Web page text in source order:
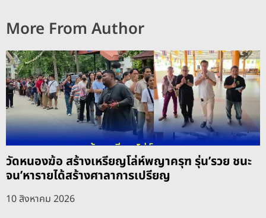
More From Author
วัดหนองฆ้อ สร้างเหรียญโล่ห์พญาครุฑ รุ่น’รวย ชนะ
จน’หารายได้สร้างศาลาการเปรียญ
10 สิงหาคม 2026